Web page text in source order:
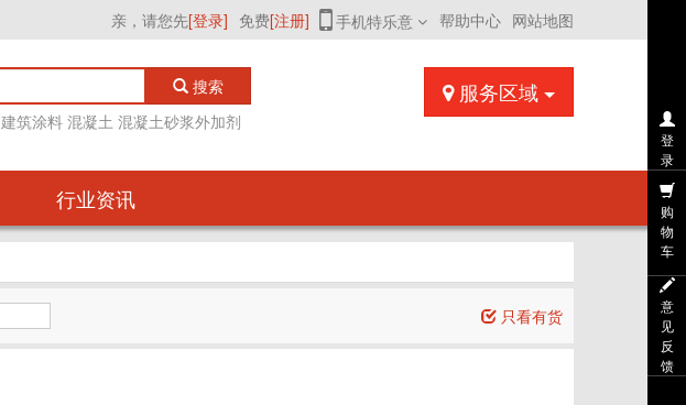
亲，请您先[登录] 免费[注册] 手机特乐意 帮助中心 网站地图
搜索
建筑涂料 混凝土 混凝土砂浆外加剂
服务区域
行业资讯
只看有货
登
录
购
物
车
意
见
反
馈